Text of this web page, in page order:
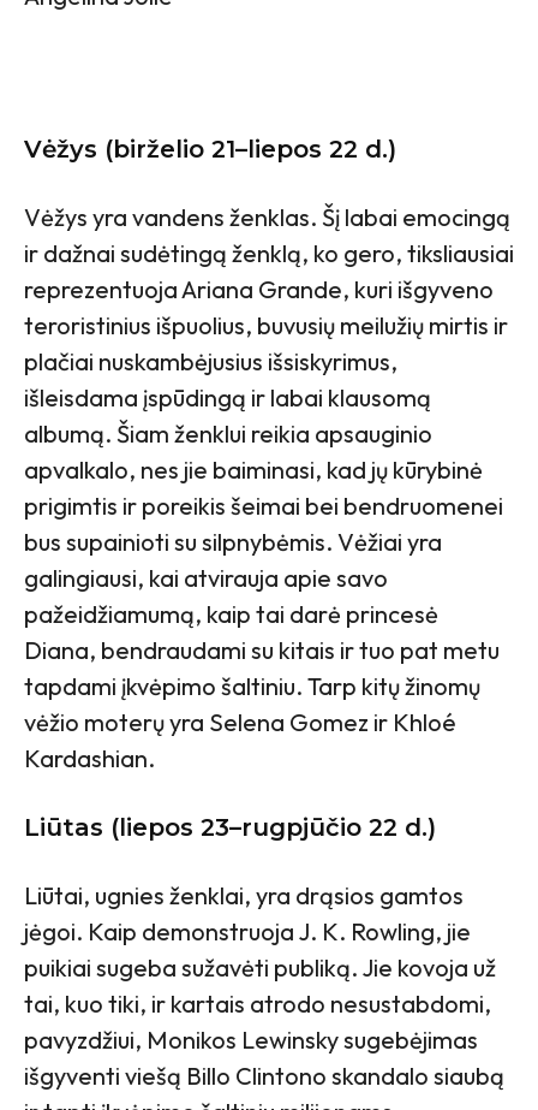
Vėžys (birželio 21–liepos 22 d.)
Vėžys yra vandens ženklas. Šį labai emocingą
ir dažnai sudėtingą ženklą, ko gero, tiksliausiai
reprezentuoja Ariana Grande, kuri išgyveno
teroristinius išpuolius, buvusių meilužių mirtis ir
plačiai nuskambėjusius išsiskyrimus,
išleisdama įspūdingą ir labai klausomą
albumą. Šiam ženklui reikia apsauginio
apvalkalo, nes jie baiminasi, kad jų kūrybinė
prigimtis ir poreikis šeimai bei bendruomenei
bus supainioti su silpnybėmis. Vėžiai yra
galingiausi, kai atvirauja apie savo
pažeidžiamumą, kaip tai darė princesė
Diana, bendraudami su kitais ir tuo pat metu
tapdami įkvėpimo šaltiniu. Tarp kitų žinomų
vėžio moterų yra Selena Gomez ir Khloé
Kardashian.
Liūtas (liepos 23–rugpjūčio 22 d.)
Liūtai, ugnies ženklai, yra drąsios gamtos
jėgoi. Kaip demonstruoja J. K. Rowling, jie
puikiai sugeba sužavėti publiką. Jie kovoja už
tai, kuo tiki, ir kartais atrodo nesustabdomi,
pavyzdžiui, Monikos Lewinsky sugebėjimas
išgyventi viešą Billo Clintono skandalo siaubą